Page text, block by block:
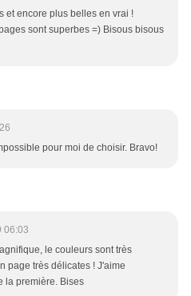
et encore plus belles en vrai !
sont superbes =) Bisous bisous
pour moi de choisir. Bravo!
06:03
le couleurs sont très
page très délicates ! J'aime
la première. Bises